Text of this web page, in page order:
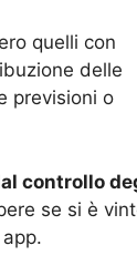
quelli con
delle
previsioni o
controllo
se si è